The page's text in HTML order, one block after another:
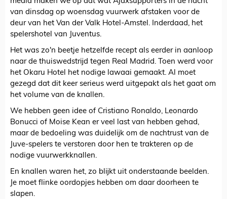
van dinsdag op woensdag vuurwerk afstaken voor de
deur van het Van der Valk Hotel-Amstel. Inderdaad, het
spelershotel van Juventus.
Het was zo'n beetje hetzelfde recept als eerder in aanloop
naar de thuiswedstrijd tegen Real Madrid. Toen werd voor
het Okaru Hotel het nodige lawaai gemaakt. Al moet
gezegd dat dit keer serieus werd uitgepakt als het gaat om
het volume van de knallen.
We hebben geen idee of Cristiano Ronaldo, Leonardo
Bonucci of Moise Kean er veel last van hebben gehad,
maar de bedoeling was duidelijk om de nachtrust van de
Juve-spelers te verstoren door hen te trakteren op de
nodige vuurwerkknallen.
En knallen waren het, zo blijkt uit onderstaande beelden.
Je moet flinke oordopjes hebben om daar doorheen te
slapen.